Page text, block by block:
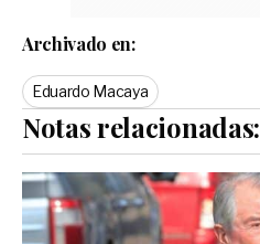
Archivado en:
Eduardo Macaya
Notas relacionadas: